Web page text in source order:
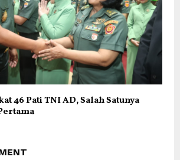
46 Pati TNI AD, Salah Satunya